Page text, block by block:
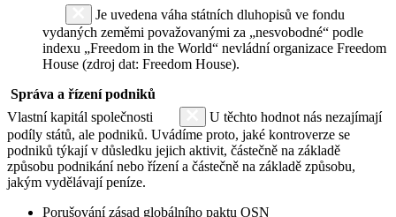
Je uvedena váha státních dluhopisů ve fondu
vydaných zeměmi považovanými za „nesvobodné“ podle
indexu „Freedom in the World“ nevládní organizace Freedom
House (zdroj dat: Freedom House).
Správa a řízení podniků
Vlastní kapitál společnosti
U těchto hodnot nás nezajímají
podíly států, ale podniků. Uvádíme proto, jaké kontroverze se
podniků týkají v důsledku jejich aktivit, částečně na základě
způsobu podnikání nebo řízení a částečně na základě způsobu,
jakým vydělávají peníze.
Porušování zásad globálního paktu OSN